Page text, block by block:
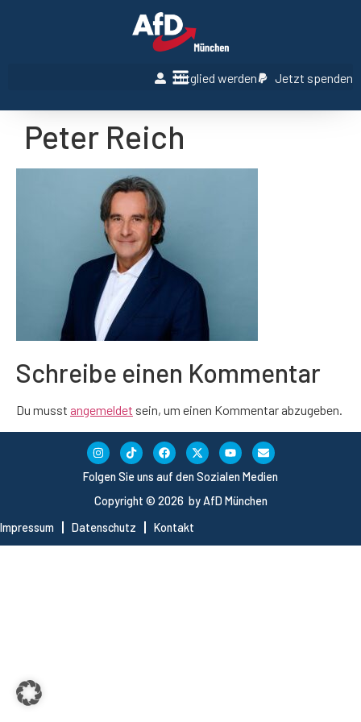
Mitglied werden Jetzt spenden
Peter Reich
Schreibe einen Kommentar
Du musst angemeldet sein, um einen Kommentar abzugeben.
Copyright © 2026 by AfD München
Impressum
Datenschutz Kontakt
Folgen Sie uns auf den Sozialen Medien